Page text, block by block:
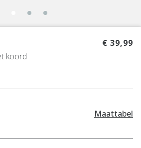
koord
€ 39,99
Maattabel